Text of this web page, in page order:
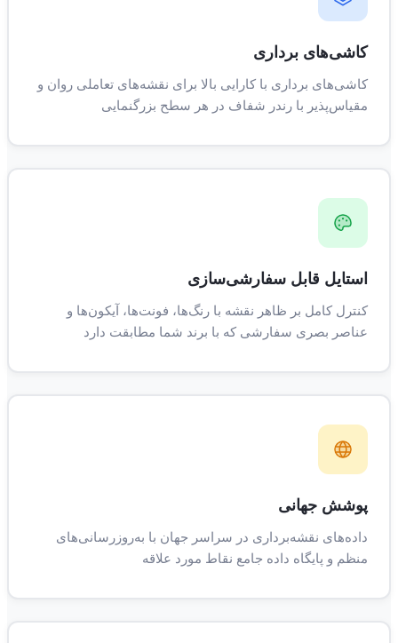
کاشی‌های برداری
کاشی‌های برداری با کارایی بالا برای نقشه‌های تعاملی روان و
مقیاس‌پذیر با رندر شفاف در هر سطح بزرگنمایی
استایل قابل سفارشی‌سازی
کنترل کامل بر ظاهر نقشه با رنگ‌ها، فونت‌ها، آیکون‌ها و
عناصر بصری سفارشی که با برند شما مطابقت دارد
پوشش جهانی
داده‌های نقشه‌برداری در سراسر جهان با به‌روزرسانی‌های
منظم و پایگاه داده جامع نقاط مورد علاقه